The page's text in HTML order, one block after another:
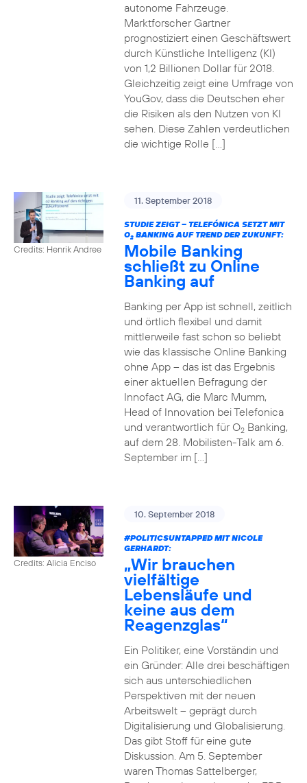
autonome Fahrzeuge.
Marktforscher Gartner
prognostiziert einen Geschäftswert
durch Künstliche Intelligenz (KI)
von 1,2 Billionen Dollar für 2018.
Gleichzeitig zeigt eine Umfrage von
YouGov, dass die Deutschen eher
die Risiken als den Nutzen von KI
sehen. Diese Zahlen verdeutlichen
die wichtige Rolle […]
Credits: Henrik Andree
11. September 2018
STUDIE ZEIGT – TELEFÓNICA SETZT MIT
O2BANKING AUF TREND DER ZUKUNFT:
Mobile Banking
schließt zu Online
Banking auf
Banking per App ist schnell, zeitlich
und örtlich flexibel und damit
mittlerweile fast schon so beliebt
wie das klassische Online Banking
ohne App – das ist das Ergebnis
einer aktuellen Befragung der
Innofact AG, die Marc Mumm,
Head of Innovation bei Telefonica
und verantwortlich für O2Banking,
auf dem 28. Mobilisten-Talk am 6.
September im […]
Credits: Alicia Enciso
10. September 2018
#POLITICSUNTAPPEDMIT NICOLE
GERHARDT:
„Wir brauchen
vielfältige
Lebensläufe und
keine aus dem
Reagenzglas“
Ein Politiker, eine Vorständin und
ein Gründer: Alle drei beschäftigen
sich aus unterschiedlichen
Perspektiven mit der neuen
Arbeitswelt – geprägt durch
Digitalisierung und Globalisierung.
Das gibt Stoff für eine gute
Diskussion. Am 5. September
waren Thomas Sattelberger,